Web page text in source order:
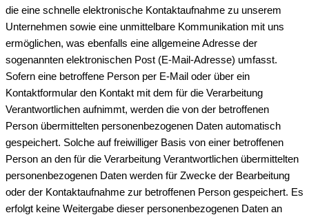
die eine schnelle elektronische Kontaktaufnahme zu unserem
Unternehmen sowie eine unmittelbare Kommunikation mit uns
ermöglichen, was ebenfalls eine allgemeine Adresse der
sogenannten elektronischen Post (E-Mail-Adresse) umfasst.
Sofern eine betroffene Person per E-Mail oder über ein
Kontaktformular den Kontakt mit dem für die Verarbeitung
Verantwortlichen aufnimmt, werden die von der betroffenen
Person übermittelten personenbezogenen Daten automatisch
gespeichert. Solche auf freiwilliger Basis von einer betroffenen
Person an den für die Verarbeitung Verantwortlichen übermittelten
personenbezogenen Daten werden für Zwecke der Bearbeitung
oder der Kontaktaufnahme zur betroffenen Person gespeichert. Es
erfolgt keine Weitergabe dieser personenbezogenen Daten an